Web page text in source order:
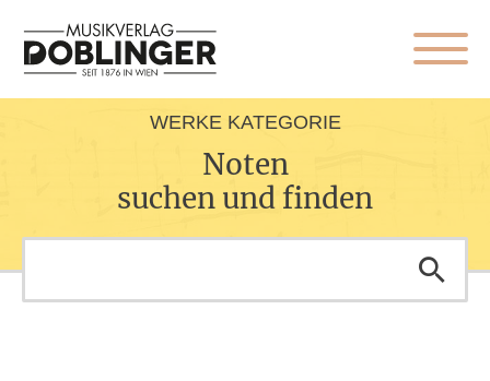
WERKE KATEGORIE
Noten
suchen und finden